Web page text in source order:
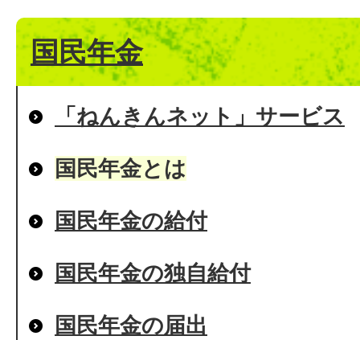
国民年金
「ねんきんネット」サービス
国民年金とは
国民年金の給付
国民年金の独自給付
国民年金の届出